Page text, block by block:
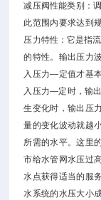
减压阀性能类别：
此范围内要求达到
压力特性：它是指
的特性。输出压力
入压力—定值才基
入压力—定时，输
生变化时，输出压
量的变化波动就越
所需的水平。这里
市给水管网水压过
水点获得适当的服
水系统的水压大小